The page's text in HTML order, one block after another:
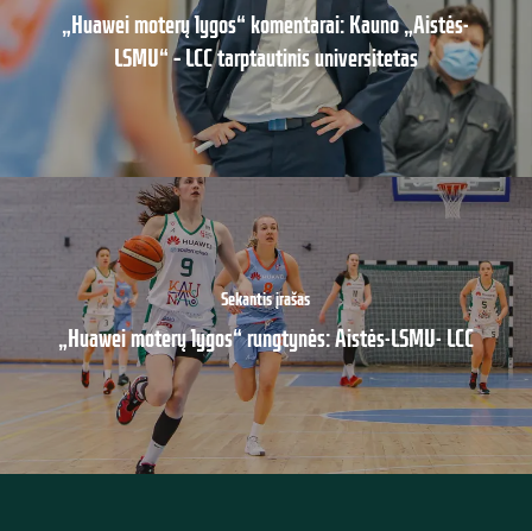
„Huawei moterų lygos“ komentarai: Kauno „Aistės-
LSMU“ – LCC tarptautinis universitetas
Sekantis įrašas
„Huawei moterų lygos“ rungtynės: Aistės-LSMU- LCC